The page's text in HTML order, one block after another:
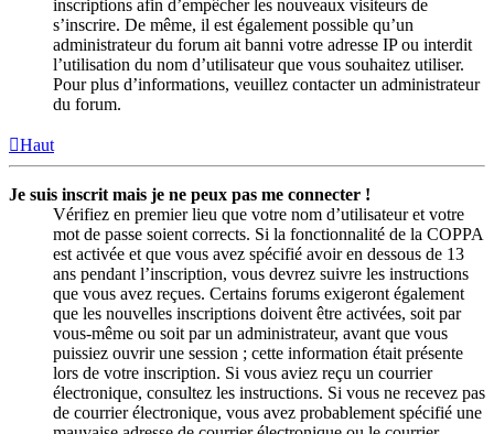
inscriptions afin d’empêcher les nouveaux visiteurs de
s’inscrire. De même, il est également possible qu’un
administrateur du forum ait banni votre adresse IP ou interdit
l’utilisation du nom d’utilisateur que vous souhaitez utiliser.
Pour plus d’informations, veuillez contacter un administrateur
du forum.
Haut
Je suis inscrit mais je ne peux pas me connecter !
Vérifiez en premier lieu que votre nom d’utilisateur et votre
mot de passe soient corrects. Si la fonctionnalité de la COPPA
est activée et que vous avez spécifié avoir en dessous de 13
ans pendant l’inscription, vous devrez suivre les instructions
que vous avez reçues. Certains forums exigeront également
que les nouvelles inscriptions doivent être activées, soit par
vous-même ou soit par un administrateur, avant que vous
puissiez ouvrir une session ; cette information était présente
lors de votre inscription. Si vous aviez reçu un courrier
électronique, consultez les instructions. Si vous ne recevez pas
de courrier électronique, vous avez probablement spécifié une